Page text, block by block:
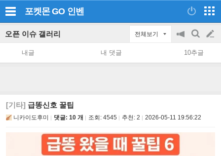
포켓몬 GO 인벤
오픈 이슈 갤러리 전체보기
공
지
on/off
검
색
글
쓰
내글 내 댓글 10추글
[기타] 급똥신호 꿀팁
니카이도후미 댓글: 10 개 조회: 4545 추천: 2 2026-05-11 19:56:22